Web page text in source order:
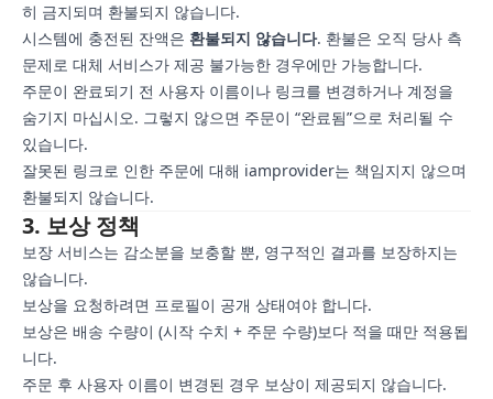
히 금지되며 환불되지 않습니다.
시스템에 충전된 잔액은 환불되지 않습니다. 환불은 오직 당사 측
문제로 대체 서비스가 제공 불가능한 경우에만 가능합니다.
주문이 완료되기 전 사용자 이름이나 링크를 변경하거나 계정을
숨기지 마십시오. 그렇지 않으면 주문이 “완료됨”으로 처리될 수
있습니다.
잘못된 링크로 인한 주문에 대해 iamprovider는 책임지지 않으며
환불되지 않습니다.
3. 보상 정책
보장 서비스는 감소분을 보충할 뿐, 영구적인 결과를 보장하지는
않습니다.
보상을 요청하려면 프로필이 공개 상태여야 합니다.
보상은 배송 수량이 (시작 수치 + 주문 수량)보다 적을 때만 적용됩
니다.
주문 후 사용자 이름이 변경된 경우 보상이 제공되지 않습니다.